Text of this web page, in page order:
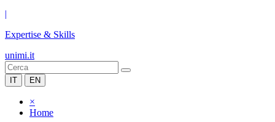
|
Expertise & Skills
unimi.it
IT EN
×
Home